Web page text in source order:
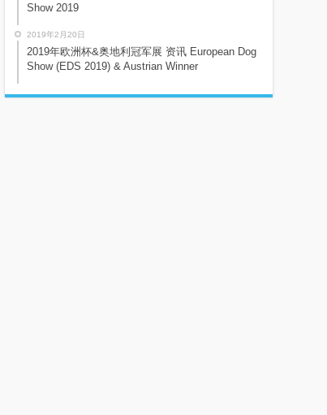
Show 2019
2019年2月20日
2019年欧洲杯&奥地利冠军展 资讯 European Dog
Show (EDS 2019) & Austrian Winner